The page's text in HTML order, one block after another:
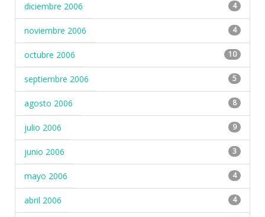
diciembre 2006 4
noviembre 2006 4
octubre 2006 10
septiembre 2006 5
agosto 2006 8
julio 2006 9
junio 2006 3
mayo 2006 4
abril 2006 4